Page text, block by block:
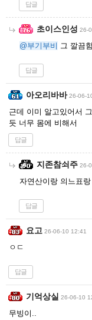
답글
초이스인성 26-
@부기부비 그 깔끔
답글
아오리바바 26-06-
근데 이미 알고있어서
듯 너무 몸에 비해서
답글
지존참쇠주 26-
자연산이랑 의느표
답글
요고 26-06-10 12:41
ㅇㄷ
답글
기억상실 26-06-10
무빙이..